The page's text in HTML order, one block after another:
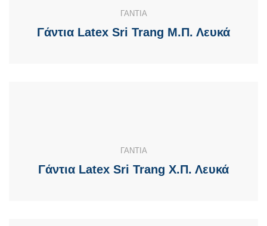
ΓΑΝΤΙΑ
Γάντια Latex Sri Trang Μ.Π. Λευκά
ΓΑΝΤΙΑ
Γάντια Latex Sri Trang Χ.Π. Λευκά